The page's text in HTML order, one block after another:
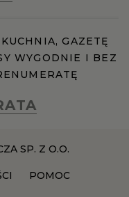
GAZETĘ
WYGODNIE I BEZ
SP. Z O.O.
POMOC